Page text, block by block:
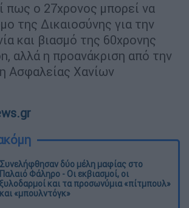
πως ο 27χρονος μπορεί να
της Δικαιοσύνης για την
και βιασμό της 60χρονης
αλλά η προανάκριση από την
Ασφαλείας Χανίων
Συνελήφθησαν δύο μέλη μαφίας στο
Παλαιό Φάληρο - Οι εκβιασμοί, οι
ξυλοδαρμοί και τα προσωνύμια «πίτμπουλ»
και «μπουλντόγκ»